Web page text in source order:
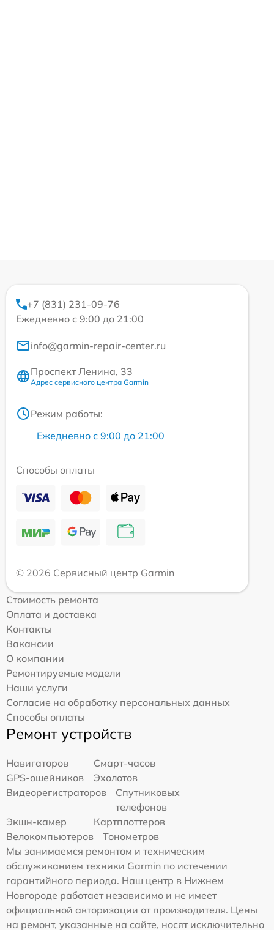
+7 (831) 231-09-76
Ежедневно с 9:00 до 21:00
info@garmin-repair-center.ru
Проспект Ленина, 33
Адрес сервисного центра Garmin
Режим работы:
Ежедневно с 9:00 до 21:00
Способы оплаты
© 2026 Сервисный центр Garmin
Стоимость ремонта
Оплата и доставка
Контакты
Вакансии
О компании
Ремонтируемые модели
Наши услуги
Согласие на обработку персональных данных
Способы оплаты
Ремонт устройств
Навигаторов
Смарт-часов
GPS-ошейников
Эхолотов
Видеорегистраторов
Спутниковых
телефонов
Экшн-камер
Картплоттеров
Велокомпьютеров
Тонометров
Мы занимаемся ремонтом и техническим
обслуживанием техники Garmin по истечении
гарантийного периода. Наш центр в Нижнем
Новгороде работает независимо и не имеет
официальной авторизации от производителя. Цены
на ремонт, указанные на сайте, носят исключительно